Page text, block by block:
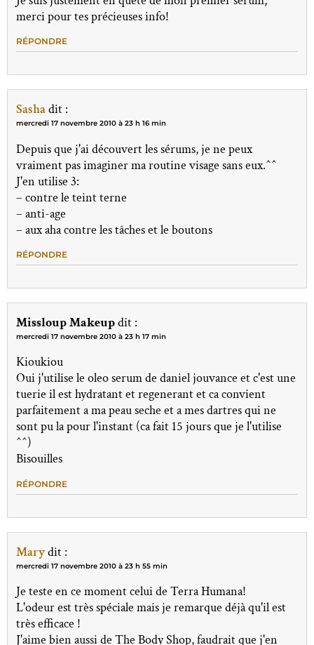
merci pour tes précieuses info!
RÉPONDRE
Sashadit :
mercredi 17 novembre 2010 à 23 h 16 min
Depuis que j'ai découvert les sérums, je ne peux
vraiment pas imaginer ma routine visage sans eux.^^
J'en utilise 3:
– contre le teint terne
– anti-age
– aux aha contre les tâches et le boutons
RÉPONDRE
Missloup Makeupdit :
mercredi 17 novembre 2010 à 23 h 17 min
Kioukiou
Oui j'utilise le oleo serum de daniel jouvance et c'est une
tuerie il est hydratant et regenerant et ca convient
parfaitement a ma peau seche et a mes dartres qui ne
sont pu la pour l'instant (ca fait 15 jours que je l'utilise
^^)
Bisouilles
RÉPONDRE
Marydit :
mercredi 17 novembre 2010 à 23 h 55 min
Je teste en ce moment celui de Terra Humana!
L'odeur est très spéciale mais je remarque déjà qu'il est
très efficace !
J'aime bien aussi de The Body Shop, faudrait que j'en